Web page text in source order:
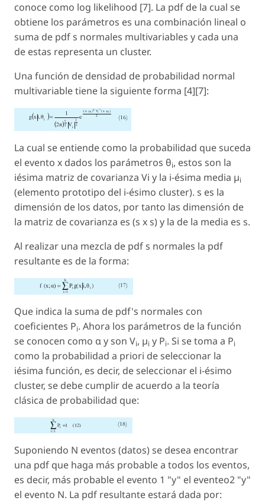
conoce como log likelihood [7]. La pdf de la cual se
obtiene los parámetros es una combinación lineal o
suma de pdf s normales multivariables y cada una
de estas representa un cluster.
Una función de densidad de probabilidad normal
multivariable tiene la siguiente forma [4][7]:
La cual se entiende como la probabilidad que suceda
el evento x dados los parámetros θi, estos son la
iésima matriz de covarianza Vi y la i-ésima media µi
(elemento prototipo del i-ésimo cluster). s es la
dimensión de los datos, por tanto las dimensión de
la matriz de covarianza es (s x s) y la de la media es s.
Al realizar una mezcla de pdf s normales la pdf
resultante es de la forma:
Que indica la suma de pdf's normales con
coeficientes Pi. Ahora los parámetros de la función
se conocen como α y son Vi, µi y Pi. Si se toma a Pi
como la probabilidad a priori de seleccionar la
iésima función, es decir, de seleccionar el i-ésimo
cluster, se debe cumplir de acuerdo a la teoría
clásica de probabilidad que:
Suponiendo N eventos (datos) se desea encontrar
una pdf que haga más probable a todos los eventos,
es decir, más probable el evento 1 "y" el eventeo2 "y"
el evento N. La pdf resultante estará dada por: